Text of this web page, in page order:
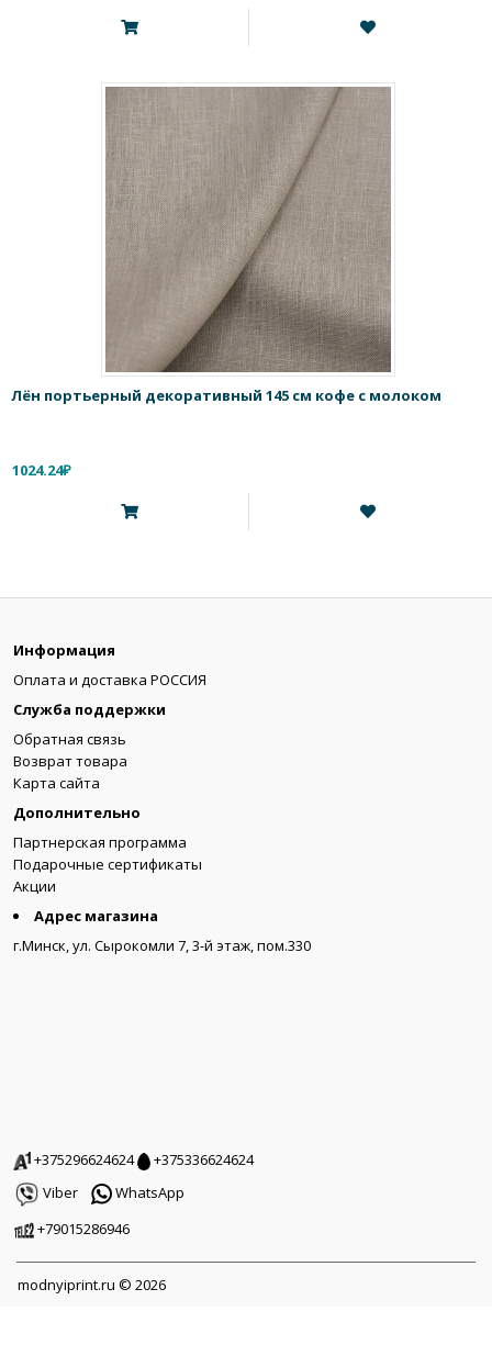
Лён портьерный декоративный 145 см кофе с молоком
1024.24₽
Информация
Оплата и доставка РОССИЯ
Служба поддержки
Обратная связь
Возврат товара
Карта сайта
Дополнительно
Партнерская программа
Подарочные сертификаты
Акции
Адрес магазина
г.Минск, ул. Сырокомли 7, 3-й этаж, пом.330
+375296624624
+375336624624
Viber
WhatsApp
+79015286946
modnyiprint.ru © 2026